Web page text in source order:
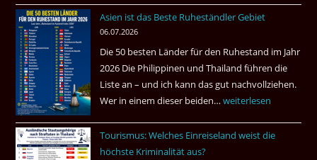
fragt
Tote
einem
Pub
Bangkok
Asien ist das Beste Ruheständler Gebiet
06.07.2026
Die 50 besten Länder für den Ruhestand im Jahr
2026 Die Philippinen und Thailand führen die
Liste an – und ich kann das gut nachvollziehen.
Wer in einem dieser beiden…Asien
das
weiterlesen
Tourismus: Welches Einreiseland weist die
höchste Kriminalität aus?